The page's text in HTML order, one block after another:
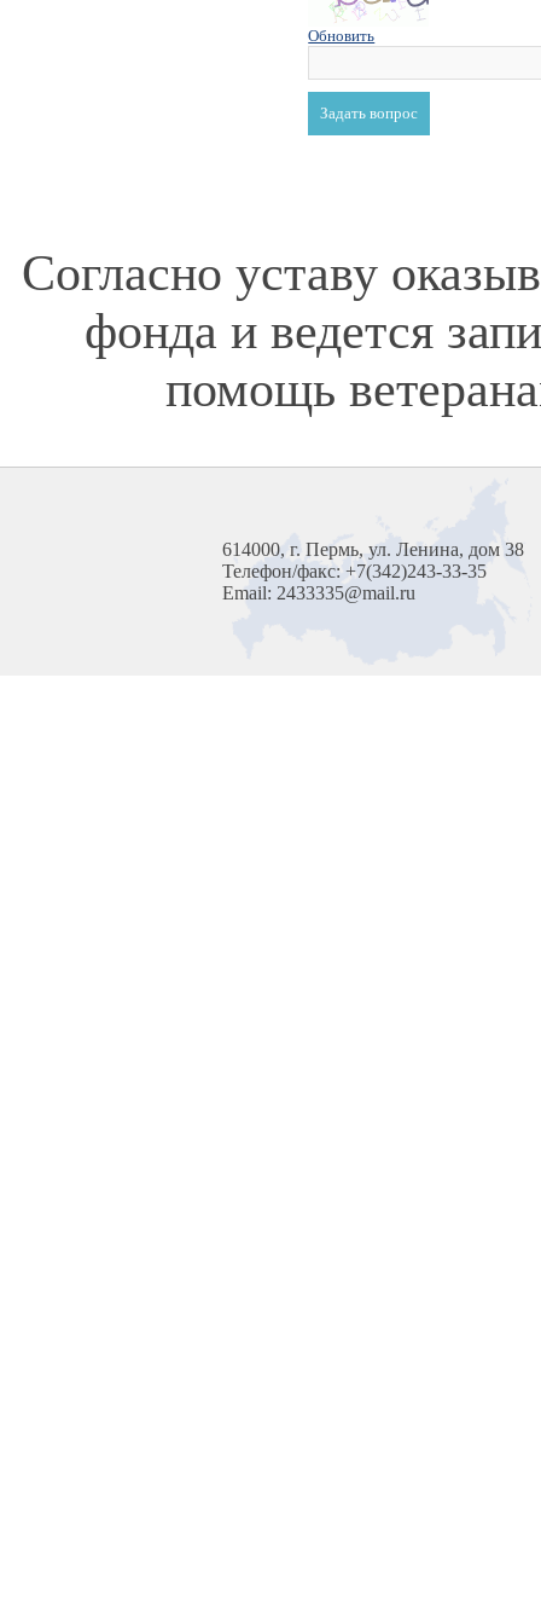
Обновить
Согласно уставу
фонда и ведется
помощь
614000, г. Пермь, ул. Ленина, дом 38
Телефон/факс: +7(342)243-33-35
Email: 2433335@mail.ru